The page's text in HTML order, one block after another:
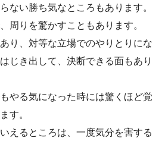
ない勝ち気なところもあります。
周りを驚かすこともあります。
り、対等な立場でのやりとりにな
じき出して、決断できる面もあり
やる気になった時には驚くほど覚
す。
えるところは、一度気分を害する